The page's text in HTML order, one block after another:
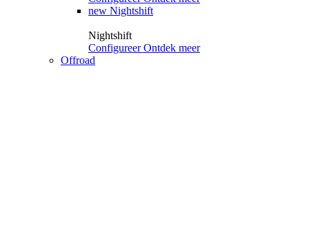
new Nightshift
Nightshift
Configureer Ontdek meer
Offroad